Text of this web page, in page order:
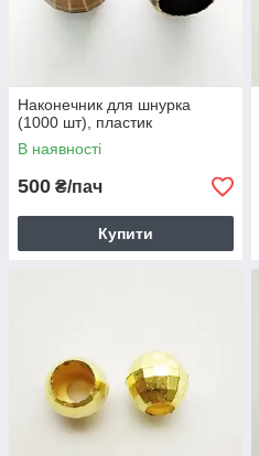
Наконечник для шнурка
(1000 шт), пластик
В наявності
500 ₴/пач
Купити